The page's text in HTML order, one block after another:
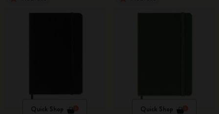
Quick Shop Quick Shop